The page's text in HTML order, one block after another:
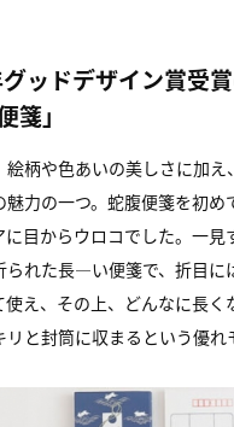
ッドデザイン賞受
箋」
絵柄や色あいの美しさに加
魅力の一つ。蛇腹便箋を初め
目からウロコでした。一見
られた長―い便箋で、折目に
使え、その上、どんなに長く
と封筒に収まるという優れ